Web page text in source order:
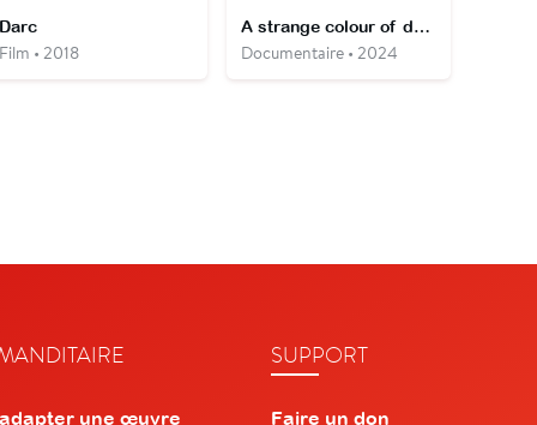
• 2018
A strange colour of dream
Documentaire • 2024
une œuvre
SUPPORT
Faire un don